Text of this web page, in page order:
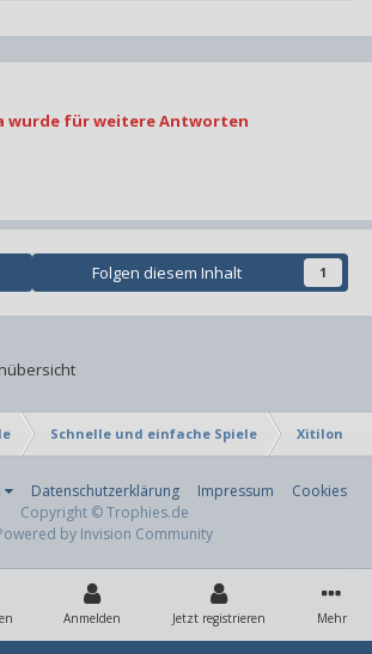
wurde für weitere Antworten
Folgen diesem Inhalt 1
Schnelle und einfache Spiele Xitilon
Datenschutzerklärung Impressum
Cookies
Copyright © Trophies.de
by Invision Community
Anmelden Jetzt registrieren Mehr